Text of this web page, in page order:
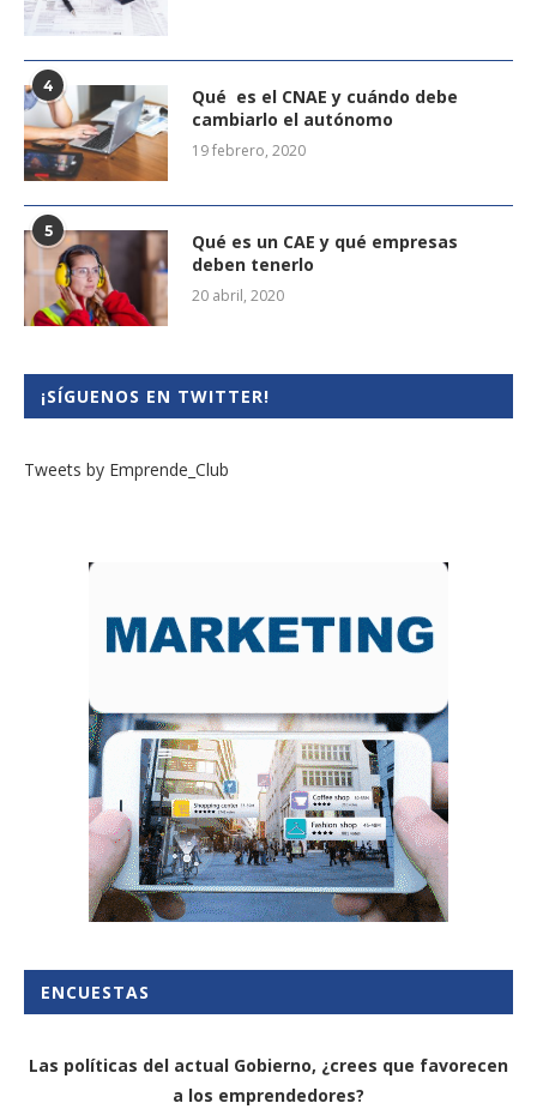
4
Qué es el CNAE y cuándo debe
cambiarlo el autónomo
19 febrero, 2020
5
Qué es un CAE y qué empresas
deben tenerlo
20 abril, 2020
¡SÍGUENOS EN TWITTER!
Tweets by Emprende_Club
ENCUESTAS
Las políticas del actual Gobierno, ¿crees que favorecen
a los emprendedores?